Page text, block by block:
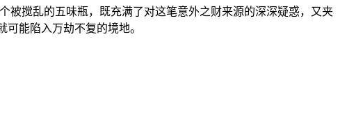
被搅乱的五味瓶，既充满了对这笔意外之财来源的深深疑惑，又夹
能陷入万劫不复的境地。